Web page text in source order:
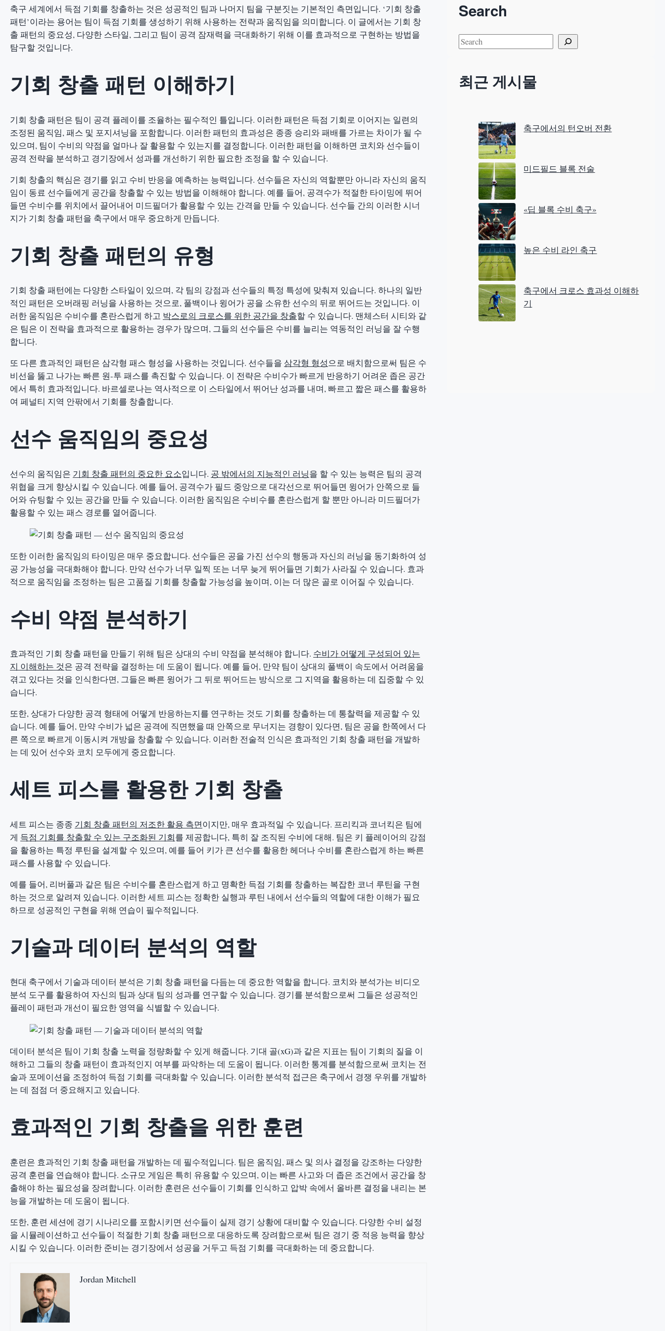
축구 세계에서 득점 기회를 창출하는 것은 성공적인 팀과 나머지 팀을 구분짓는 기본적인 측면입니다. ‘기회 창출
패턴’이라는 용어는 팀이 득점 기회를 생성하기 위해 사용하는 전략과 움직임을 의미합니다. 이 글에서는 기회 창
출 패턴의 중요성, 다양한 스타일, 그리고 팀이 공격 잠재력을 극대화하기 위해 이를 효과적으로 구현하는 방법을
탐구할 것입니다.
기회 창출 패턴 이해하기
기회 창출 패턴은 팀이 공격 플레이를 조율하는 필수적인 틀입니다. 이러한 패턴은 득점 기회로 이어지는 일련의
조정된 움직임, 패스 및 포지셔닝을 포함합니다. 이러한 패턴의 효과성은 종종 승리와 패배를 가르는 차이가 될 수
있으며, 팀이 수비의 약점을 얼마나 잘 활용할 수 있는지를 결정합니다. 이러한 패턴을 이해하면 코치와 선수들이
공격 전략을 분석하고 경기장에서 성과를 개선하기 위한 필요한 조정을 할 수 있습니다.
기회 창출의 핵심은 경기를 읽고 수비 반응을 예측하는 능력입니다. 선수들은 자신의 역할뿐만 아니라 자신의 움직
임이 동료 선수들에게 공간을 창출할 수 있는 방법을 이해해야 합니다. 예를 들어, 공격수가 적절한 타이밍에 뛰어
들면 수비수를 위치에서 끌어내어 미드필더가 활용할 수 있는 간격을 만들 수 있습니다. 선수들 간의 이러한 시너
지가 기회 창출 패턴을 축구에서 매우 중요하게 만듭니다.
기회 창출 패턴의 유형
기회 창출 패턴에는 다양한 스타일이 있으며, 각 팀의 강점과 선수들의 특정 특성에 맞춰져 있습니다. 하나의 일반
적인 패턴은 오버래핑 러닝을 사용하는 것으로, 풀백이나 윙어가 공을 소유한 선수의 뒤로 뛰어드는 것입니다. 이
러한 움직임은 수비수를 혼란스럽게 하고 박스로의 크로스를 위한 공간을 창출할 수 있습니다. 맨체스터 시티와 같
은 팀은 이 전략을 효과적으로 활용하는 경우가 많으며, 그들의 선수들은 수비를 늘리는 역동적인 러닝을 잘 수행
합니다.
또 다른 효과적인 패턴은 삼각형 패스 형성을 사용하는 것입니다. 선수들을 삼각형 형성으로 배치함으로써 팀은 수
비선을 뚫고 나가는 빠른 원-투 패스를 촉진할 수 있습니다. 이 전략은 수비수가 빠르게 반응하기 어려운 좁은 공간
에서 특히 효과적입니다. 바르셀로나는 역사적으로 이 스타일에서 뛰어난 성과를 내며, 빠르고 짧은 패스를 활용하
여 페널티 지역 안팎에서 기회를 창출합니다.
선수 움직임의 중요성
선수의 움직임은 기회 창출 패턴의 중요한 요소입니다. 공 밖에서의 지능적인 러닝을 할 수 있는 능력은 팀의 공격
위협을 크게 향상시킬 수 있습니다. 예를 들어, 공격수가 필드 중앙으로 대각선으로 뛰어들면 윙어가 안쪽으로 들
어와 슈팅할 수 있는 공간을 만들 수 있습니다. 이러한 움직임은 수비수를 혼란스럽게 할 뿐만 아니라 미드필더가
활용할 수 있는 패스 경로를 열어줍니다.
또한 이러한 움직임의 타이밍은 매우 중요합니다. 선수들은 공을 가진 선수의 행동과 자신의 러닝을 동기화하여 성
공 가능성을 극대화해야 합니다. 만약 선수가 너무 일찍 또는 너무 늦게 뛰어들면 기회가 사라질 수 있습니다. 효과
적으로 움직임을 조정하는 팀은 고품질 기회를 창출할 가능성을 높이며, 이는 더 많은 골로 이어질 수 있습니다.
수비 약점 분석하기
효과적인 기회 창출 패턴을 만들기 위해 팀은 상대의 수비 약점을 분석해야 합니다. 수비가 어떻게 구성되어 있는
지 이해하는 것은 공격 전략을 결정하는 데 도움이 됩니다. 예를 들어, 만약 팀이 상대의 풀백이 속도에서 어려움을
겪고 있다는 것을 인식한다면, 그들은 빠른 윙어가 그 뒤로 뛰어드는 방식으로 그 지역을 활용하는 데 집중할 수 있
습니다.
또한, 상대가 다양한 공격 형태에 어떻게 반응하는지를 연구하는 것도 기회를 창출하는 데 통찰력을 제공할 수 있
습니다. 예를 들어, 만약 수비가 넓은 공격에 직면했을 때 안쪽으로 무너지는 경향이 있다면, 팀은 공을 한쪽에서 다
른 쪽으로 빠르게 이동시켜 개방을 창출할 수 있습니다. 이러한 전술적 인식은 효과적인 기회 창출 패턴을 개발하
는 데 있어 선수와 코치 모두에게 중요합니다.
세트 피스를 활용한 기회 창출
세트 피스는 종종 기회 창출 패턴의 저조한 활용 측면이지만, 매우 효과적일 수 있습니다. 프리킥과 코너킥은 팀에
게 득점 기회를 창출할 수 있는 구조화된 기회를 제공합니다, 특히 잘 조직된 수비에 대해. 팀은 키 플레이어의 강점
을 활용하는 특정 루틴을 설계할 수 있으며, 예를 들어 키가 큰 선수를 활용한 헤더나 수비를 혼란스럽게 하는 빠른
패스를 사용할 수 있습니다.
예를 들어, 리버풀과 같은 팀은 수비수를 혼란스럽게 하고 명확한 득점 기회를 창출하는 복잡한 코너 루틴을 구현
하는 것으로 알려져 있습니다. 이러한 세트 피스는 정확한 실행과 루틴 내에서 선수들의 역할에 대한 이해가 필요
하므로 성공적인 구현을 위해 연습이 필수적입니다.
기술과 데이터 분석의 역할
현대 축구에서 기술과 데이터 분석은 기회 창출 패턴을 다듬는 데 중요한 역할을 합니다. 코치와 분석가는 비디오
분석 도구를 활용하여 자신의 팀과 상대 팀의 성과를 연구할 수 있습니다. 경기를 분석함으로써 그들은 성공적인
플레이 패턴과 개선이 필요한 영역을 식별할 수 있습니다.
데이터 분석은 팀이 기회 창출 노력을 정량화할 수 있게 해줍니다. 기대 골(xG)과 같은 지표는 팀이 기회의 질을 이
해하고 그들의 창출 패턴이 효과적인지 여부를 파악하는 데 도움이 됩니다. 이러한 통계를 분석함으로써 코치는 전
술과 포메이션을 조정하여 득점 기회를 극대화할 수 있습니다. 이러한 분석적 접근은 축구에서 경쟁 우위를 개발하
는 데 점점 더 중요해지고 있습니다.
효과적인 기회 창출을 위한 훈련
훈련은 효과적인 기회 창출 패턴을 개발하는 데 필수적입니다. 팀은 움직임, 패스 및 의사 결정을 강조하는 다양한
공격 훈련을 연습해야 합니다. 소규모 게임은 특히 유용할 수 있으며, 이는 빠른 사고와 더 좁은 조건에서 공간을 창
출해야 하는 필요성을 장려합니다. 이러한 훈련은 선수들이 기회를 인식하고 압박 속에서 올바른 결정을 내리는 본
능을 개발하는 데 도움이 됩니다.
또한, 훈련 세션에 경기 시나리오를 포함시키면 선수들이 실제 경기 상황에 대비할 수 있습니다. 다양한 수비 설정
을 시뮬레이션하고 선수들이 적절한 기회 창출 패턴으로 대응하도록 장려함으로써 팀은 경기 중 적응 능력을 향상
시킬 수 있습니다. 이러한 준비는 경기장에서 성공을 거두고 득점 기회를 극대화하는 데 중요합니다.
Jordan Mitchell
Search
S
e
r최근 게시물
축구에서의 턴오버 전환
미드필드 블록 전술
«딥 블록 수비 축구»
높은 수비 라인 축구
축구에서 크로스 효과성 이해하
기